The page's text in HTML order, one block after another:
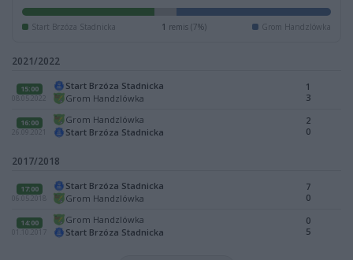
Start Brzóza Stadnicka 1 remis (7%) Grom Handzlówka
2021/2022
15:00
08.05.2022
Start Brzóza Stadnicka
Grom Handzlówka
1
3
16:00
26.09.2021
Grom Handzlówka
Start Brzóza Stadnicka
2
0
2017/2018
17:00
06.05.2018
Start Brzóza Stadnicka
Grom Handzlówka
7
0
14:00
01.10.2017
Grom Handzlówka
Start Brzóza Stadnicka
0
5